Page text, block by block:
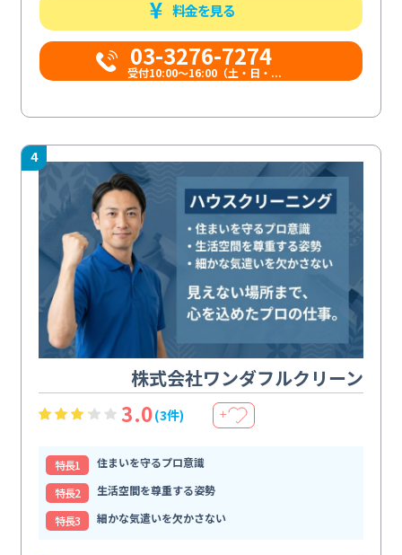
料金を見る
03-3276-7274
受付10:00〜16:00（土・日・...
4
株式会社ワンダフルクリーン
3.0(3件) ＋
特⻑1
住まいを守るプロ意識
特⻑2
生活空間を尊重する姿勢
特⻑3
細かな気遣いを欠かさない